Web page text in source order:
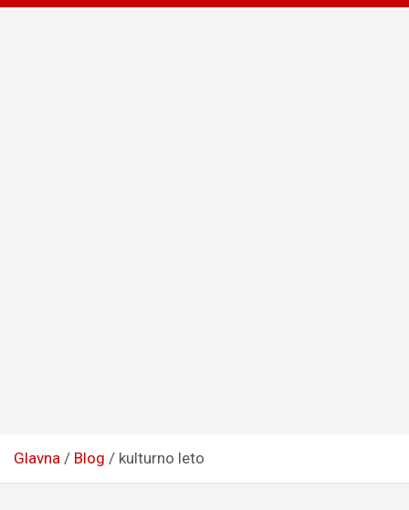
Glavna Blog kulturno leto